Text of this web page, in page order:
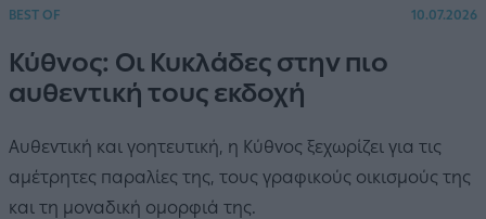
BEST OF 10.07.2026
Κύθνος: Οι Κυκλάδες στην πιο
αυθεντική τους εκδοχή
Αυθεντική και γοητευτική, η Κύθνος ξεχωρίζει για τις
αμέτρητες παραλίες της, τους γραφικούς οικισμούς της
και τη μοναδική ομορφιά της.